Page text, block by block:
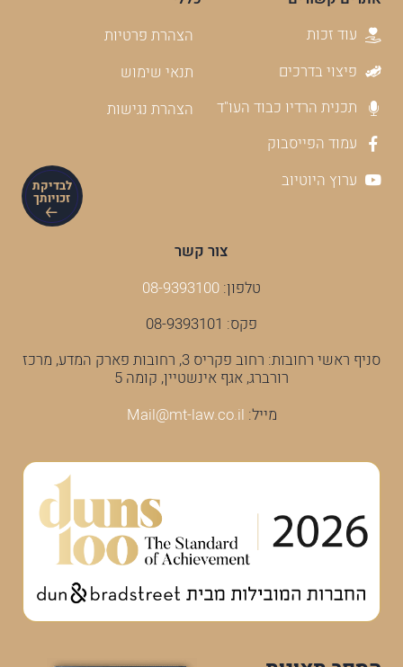
לבדיקת
זכויותך
עוד זכות
פיצוי בדרכים
תכנית הרדיו כבוד העו"ד
עמוד הפייסבוק
ערוץ היוטיוב
הצהרת פרטיות
תנאי שימוש
הצהרת נגישות
צור קשר
טלפון: 08-9393100
פקס: 08-9393101
סניף ראשי רחובות: רחוב פקריס 3, רחובות פארק המדע, מרכז
רורברג, אגף אינשטיין, קומה 5
מייל: Mail@mt-law.co.il